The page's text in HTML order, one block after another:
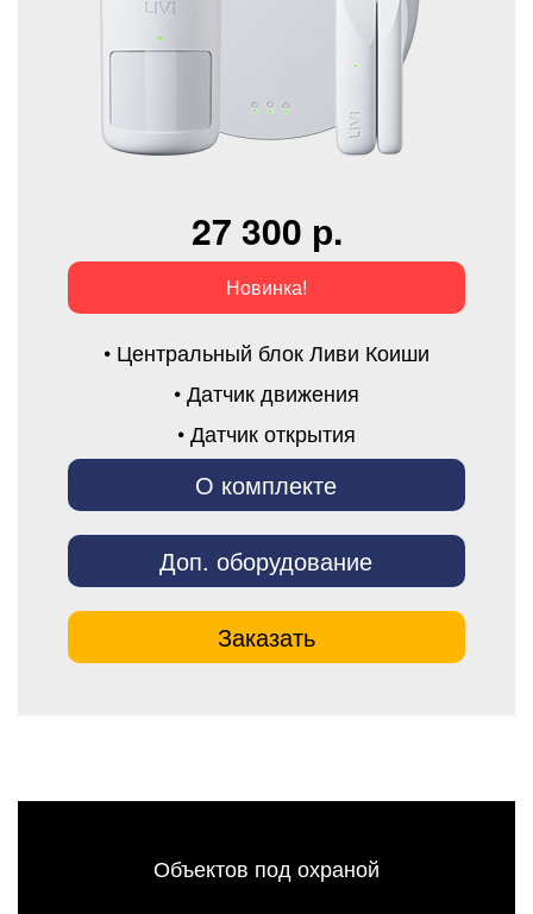
27 300 р.
Новинка!
• Центральный блок Ливи Коиши
• Датчик движения
• Датчик открытия
О комплекте
Доп. оборудование
Заказать
Объектов под охраной